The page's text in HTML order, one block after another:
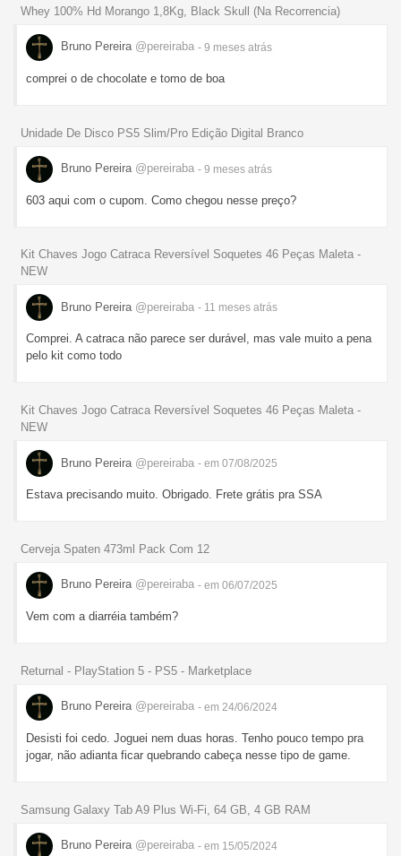
Whey 100% Hd Morango 1,8Kg, Black Skull (Na Recorrencia)
Bruno Pereira @pereiraba - 9 meses atrás
comprei o de chocolate e tomo de boa
Unidade De Disco PS5 Slim/Pro Edição Digital Branco
Bruno Pereira @pereiraba - 9 meses atrás
603 aqui com o cupom. Como chegou nesse preço?
Kit Chaves Jogo Catraca Reversível Soquetes 46 Peças Maleta -
NEW
Bruno Pereira @pereiraba - 11 meses atrás
Comprei. A catraca não parece ser durável, mas vale muito a pena
pelo kit como todo
Kit Chaves Jogo Catraca Reversível Soquetes 46 Peças Maleta -
NEW
Bruno Pereira @pereiraba - em 07/08/2025
Estava precisando muito. Obrigado. Frete grátis pra SSA
Cerveja Spaten 473ml Pack Com 12
Bruno Pereira @pereiraba - em 06/07/2025
Vem com a diarréia também?
Returnal - PlayStation 5 - PS5 - Marketplace
Bruno Pereira @pereiraba - em 24/06/2024
Desisti foi cedo. Joguei nem duas horas. Tenho pouco tempo pra
jogar, não adianta ficar quebrando cabeça nesse tipo de game.
Samsung Galaxy Tab A9 Plus Wi-Fi, 64 GB, 4 GB RAM
Bruno Pereira @pereiraba - em 15/05/2024